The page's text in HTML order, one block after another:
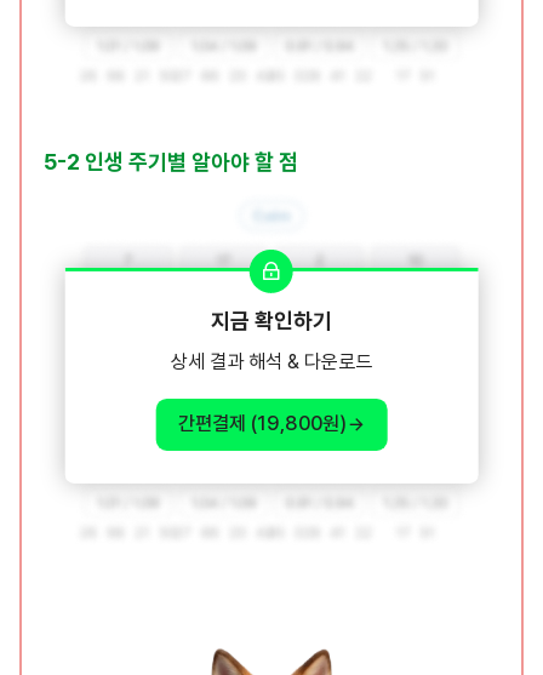
5-2 인생 주기별 알아야 할 점
지금 확인하기
상세 결과 해석 & 다운로드
간편결제 (19,800원)